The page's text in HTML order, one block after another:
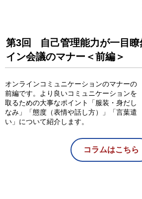
第3回 自己管理能力が一目瞭
イン会議のマナー＜前編＞
オンラインコミュニケーションのマナーの
前編です。より良いコミュニケーションを
取るための大事なポイント「服装・身だし
なみ」「態度（表情や話し方）」「言葉遣
い」について紹介します。
コラムはこちら